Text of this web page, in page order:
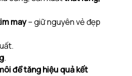
may– giữ nguyên vẻ đẹp
.
để tăng hiệu quả kết